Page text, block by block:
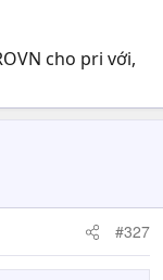
cho pri với,
#327